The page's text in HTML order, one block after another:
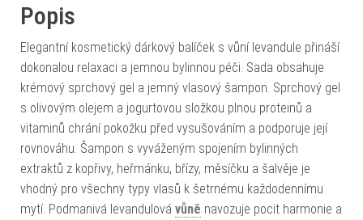
Popis
Elegantní kosmetický dárkový balíček s vůní levandule přináší
dokonalou relaxaci a jemnou bylinnou péči. Sada obsahuje
krémový sprchový gel a jemný vlasový šampon. Sprchový gel
s olivovým olejem a jogurtovou složkou plnou proteinů a
vitaminů chrání pokožku před vysušováním a podporuje její
rovnováhu. Šampon s vyváženým spojením bylinných
extraktů z kopřivy, heřmánku, břízy, měsíčku a šalvěje je
vhodný pro všechny typy vlasů k šetrnému každodennímu
mytí. Podmanivá levandulová vůně navozuje pocit harmonie a